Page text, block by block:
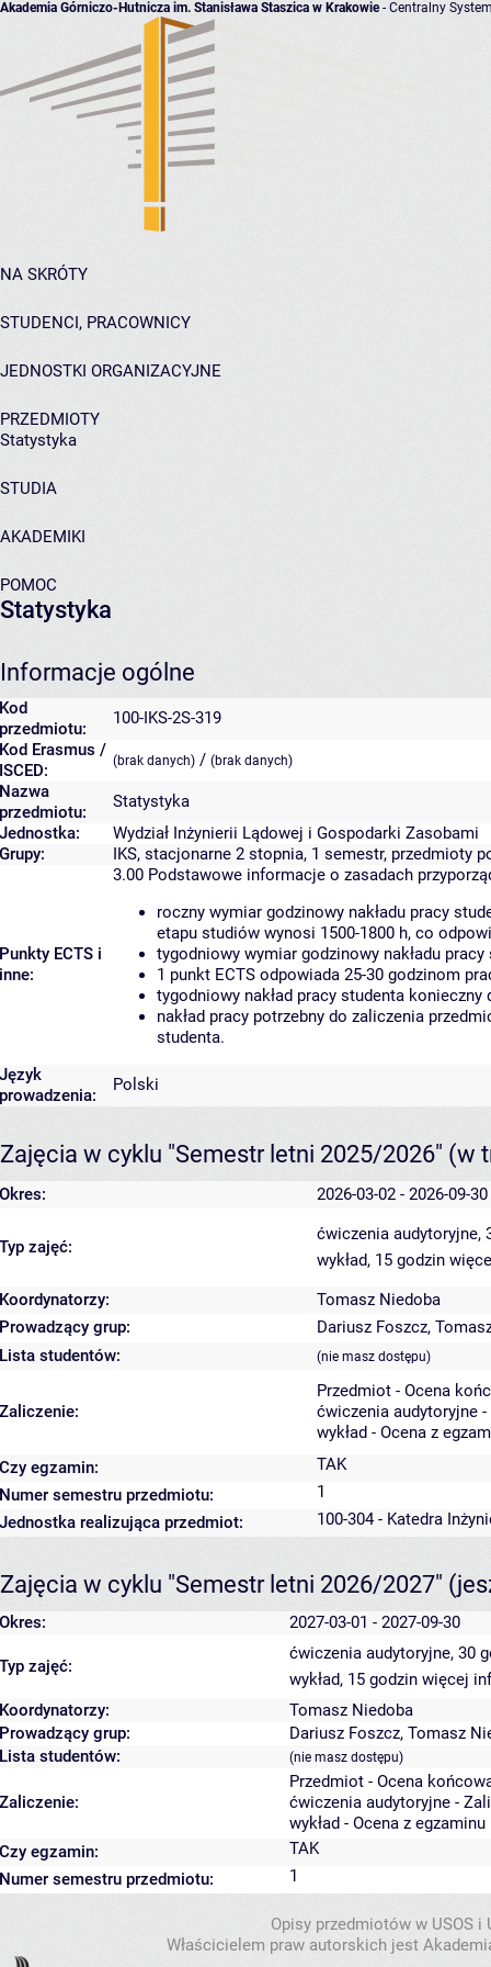
Akademia Górniczo-Hutnicza im. Stanisława Staszica w Krakowie- Centralny
NA SKRÓTY
STUDENCI, PRACOWNICY
JEDNOSTKI ORGANIZACYJNE
PRZEDMIOTY
Statystyka
STUDIA
AKADEMIKI
POMOC
Statystyka
Informacje ogólne
Kod
przedmiotu:
100-IKS-2S-319
Kod Erasmus /
ISCED:
(brak danych) / (brak danych)
Nazwa
przedmiotu:
Statystyka
Jednostka:
Wydział Inżynierii Lądowej i Gospodarki Zasobami
Grupy:
IKS, stacjonarne 2 stopnia, 1 semestr, przedmioty
Punkty ECTS i
inne:
3.00 Podstawowe informacje o zasadach
roczny wymiar godzinowy nakładu pracy
etapu studiów wynosi 1500-1800 h, co
tygodniowy wymiar godzinowy nakładu
1 punkt ECTS odpowiada 25-30 godzinom
tygodniowy nakład pracy studenta
nakład pracy potrzebny do zaliczenia
studenta.
Język
prowadzenia:
Polski
Zajęcia w cyklu "Semestr letni 2025/2026" (w
Okres: 2026-03-02 - 2026-09-30
Typ zajęć:
ćwiczenia audytoryjne,
wykład, 15 godzin
Koordynatorzy:
Tomasz Niedoba
Prowadzący grup:
Dariusz Foszcz,
Lista studentów:
(nie masz dostępu)
Zaliczenie:
Przedmiot - Ocena
ćwiczenia audytoryjne
wykład - Ocena z
Czy egzamin:
TAK
Numer semestru przedmiotu:
1
Jednostka realizująca przedmiot:
100-304 - Katedra
Zajęcia w cyklu "Semestr letni 2026/2027"
Okres: 2027-03-01 - 2027-09-30
Typ zajęć:
ćwiczenia audytoryjne, 30
wykład, 15 godzin więcej
Koordynatorzy:
Tomasz Niedoba
Prowadzący grup:
Dariusz Foszcz, Tomasz
Lista studentów:
(nie masz dostępu)
Zaliczenie:
Przedmiot - Ocena
ćwiczenia audytoryjne -
wykład - Ocena z egzaminu
Czy egzamin:
TAK
Numer semestru przedmiotu:
1
Opisy przedmiotów w USOS
Właścicielem praw autorskich jest